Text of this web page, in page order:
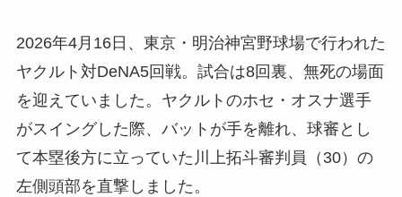
2026年4月16日、東京・明治神宮野球場で行われた
ヤクルト対DeNA5回戦。試合は8回裏、無死の場面
を迎えていました。ヤクルトのホセ・オスナ選手
がスイングした際、バットが手を離れ、球審とし
て本塁後方に立っていた川上拓斗審判員（30）の
左側頭部を直撃しました。